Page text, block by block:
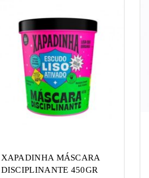
XAPADINHA MÁSCARA
DISCIPLINANTE 450GR